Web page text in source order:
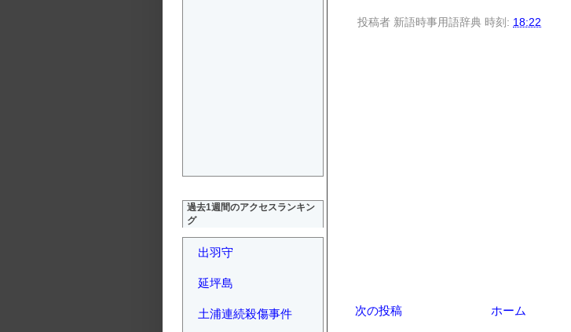
投稿者 新語時事用語辞典 時刻: 18:22
次の投稿 ホーム
過去1週間のアクセスランキン
グ
出羽守
延坪島
土浦連続殺傷事件